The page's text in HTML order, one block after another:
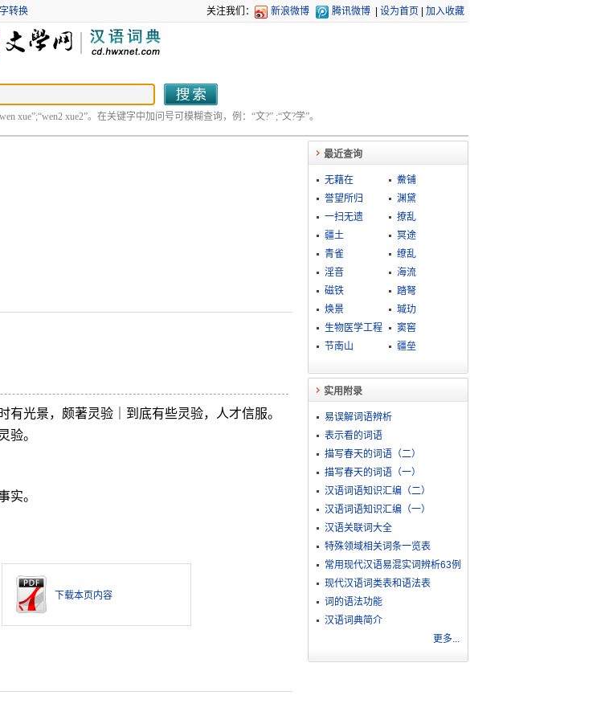
转换 关注我们： 新浪微博 腾讯微博 设为首页 加入收藏
xue”;“wen2 xue2”。在关键字中加问号可模糊查询，例：“文?” ;“文?学”。
光景，颇著灵验｜到底有些灵验，人才信服。
验。
实。
下载本页内容
最近查询
无藉在
鮝铺
誉望所归
渊黛
一扫无遗
撩乱
疆土
冥途
青雀
缭乱
淫音
海流
磁铁
踏弩
焕景
瑊玏
生物医学工程
窦窖
节南山
疆垒
实用附录
易误解词语辨析
表示看的词语
描写春天的词语（二）
描写春天的词语（一）
汉语词语知识汇编（二）
汉语词语知识汇编（一）
汉语关联词大全
特殊领域相关词条一览表
常用现代汉语易混实词辨析63例
现代汉语词类表和语法表
词的语法功能
汉语词典简介
更多...